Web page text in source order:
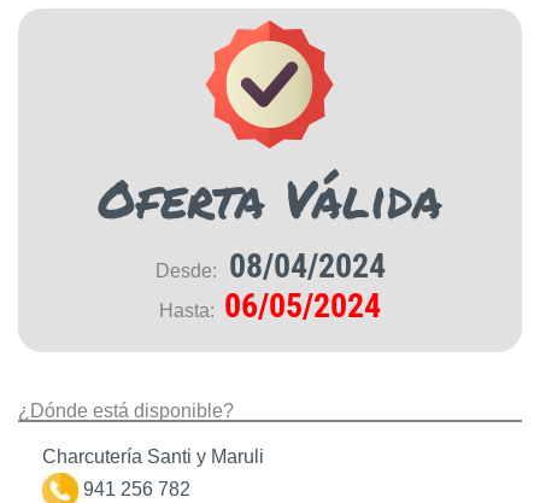
Oferta Válida
Desde: 08/04/2024
Hasta: 06/05/2024
¿Dónde está disponible?
Charcutería Santi y Maruli
941 256 782